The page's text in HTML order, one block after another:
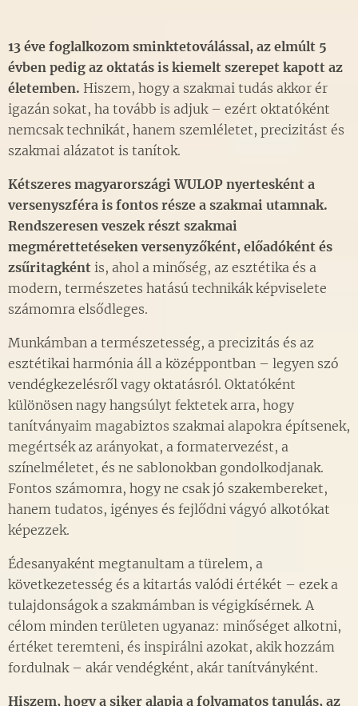
13 éve foglalkozom sminktetoválással, az elmúlt 5
évben pedig az oktatás is kiemelt szerepet kapott az
életemben. Hiszem, hogy a szakmai tudás akkor ér
igazán sokat, ha tovább is adjuk – ezért oktatóként
nemcsak technikát, hanem szemléletet, precizitást és
szakmai alázatot is tanítok.
Kétszeres magyarországi WULOP nyertesként a
versenyszféra is fontos része a szakmai utamnak.
Rendszeresen veszek részt szakmai
megmérettetéseken versenyzőként, előadóként és
zsűritagként is, ahol a minőség, az esztétika és a
modern, természetes hatású technikák képviselete
számomra elsődleges.
Munkámban a természetesség, a precizitás és az
esztétikai harmónia áll a középpontban – legyen szó
vendégkezelésről vagy oktatásról. Oktatóként
különösen nagy hangsúlyt fektetek arra, hogy
tanítványaim magabiztos szakmai alapokra építsenek,
megértsék az arányokat, a formatervezést, a
színelméletet, és ne sablonokban gondolkodjanak.
Fontos számomra, hogy ne csak jó szakembereket,
hanem tudatos, igényes és fejlődni vágyó alkotókat
képezzek.
Édesanyaként megtanultam a türelem, a
következetesség és a kitartás valódi értékét – ezek a
tulajdonságok a szakmámban is végigkísérnek. A
célom minden területen ugyanaz: minőséget alkotni,
értéket teremteni, és inspirálni azokat, akik hozzám
fordulnak – akár vendégként, akár tanítványként.
Hiszem, hogy a siker alapja a folyamatos tanulás, az